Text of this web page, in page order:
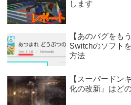
します
【あのバグをも
Switchのソフト
方法
【スーパードン
化の改新』はど